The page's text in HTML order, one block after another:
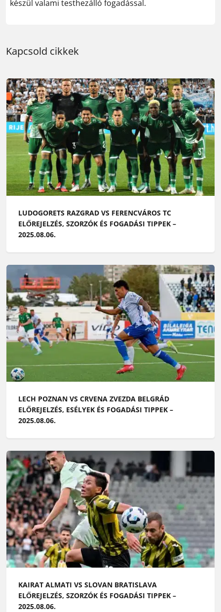
készül valami testhezálló fogadással.
Kapcsold cikkek
LUDOGORETS RAZGRAD VS FERENCVÁROS TC
ELŐREJELZÉS, SZORZÓK ÉS FOGADÁSI TIPPEK –
2025.08.06.
LECH POZNAN VS CRVENA ZVEZDA BELGRÁD
ELŐREJELZÉS, ESÉLYEK ÉS FOGADÁSI TIPPEK –
2025.08.06.
KAIRAT ALMATI VS SLOVAN BRATISLAVA
ELŐREJELZÉS, SZORZÓK ÉS FOGADÁSI TIPPEK –
2025.08.06.